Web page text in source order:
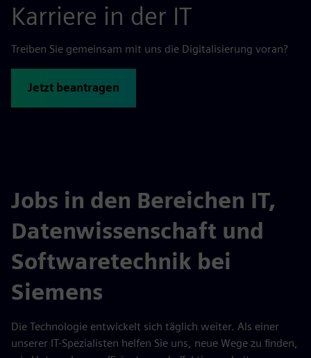
Karriere in der IT
Treiben Sie gemeinsam mit uns die Digitalisierung voran?
Jetzt beantragen
Jobs in den Bereichen IT,
Datenwissenschaft und
Softwaretechnik bei
Siemens
Die Technologie entwickelt sich täglich weiter. Als einer
unserer IT-Spezialisten helfen Sie uns, neue Wege zu finden,